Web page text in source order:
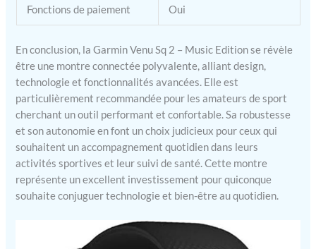
Fonctions de paiement Oui
En conclusion, la Garmin Venu Sq 2 – Music Edition se révèle
être une montre connectée polyvalente, alliant design,
technologie et fonctionnalités avancées. Elle est
particulièrement recommandée pour les amateurs de sport
cherchant un outil performant et confortable. Sa robustesse
et son autonomie en font un choix judicieux pour ceux qui
souhaitent un accompagnement quotidien dans leurs
activités sportives et leur suivi de santé. Cette montre
représente un excellent investissement pour quiconque
souhaite conjuguer technologie et bien-être au quotidien.